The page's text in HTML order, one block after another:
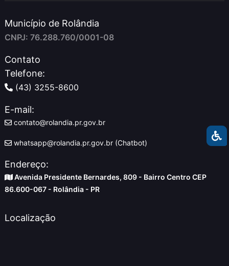
Município de Rolândia
CNPJ: 76.288.760/0001-08
Contato
Telefone:
(43) 3255-8600
E-mail:
contato@rolandia.pr.gov.br
whatsapp@rolandia.pr.gov.br (Chatbot)
Endereço:
Avenida Presidente Bernardes, 809 - Bairro Centro CEP
86.600-067 - Rolândia - PR
Localização